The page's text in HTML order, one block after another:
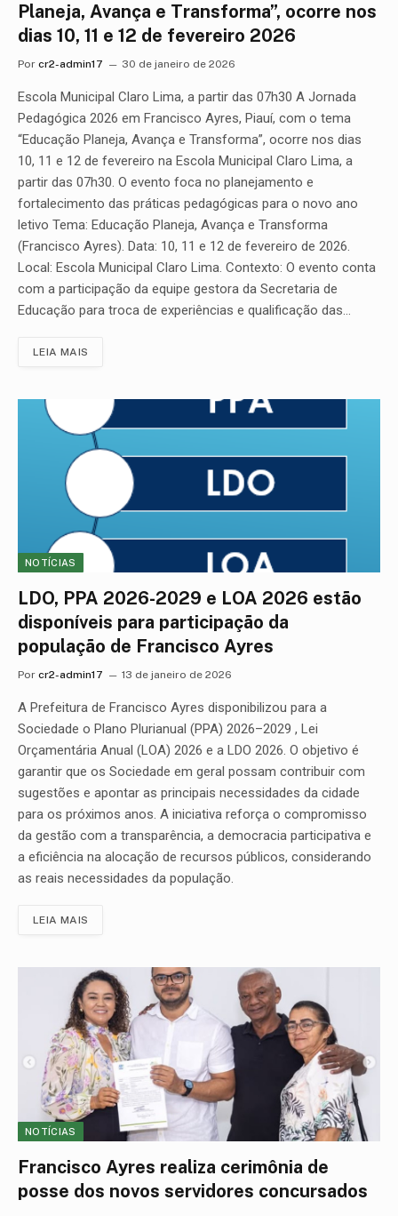
Planeja, Avança e Transforma”, ocorre nos
dias 10, 11 e 12 de fevereiro 2026
Por cr2-admin17 30 de janeiro de 2026
Escola Municipal Claro Lima, a partir das 07h30 A Jornada
Pedagógica 2026 em Francisco Ayres, Piauí, com o tema
“Educação Planeja, Avança e Transforma”, ocorre nos dias
10, 11 e 12 de fevereiro na Escola Municipal Claro Lima, a
partir das 07h30. O evento foca no planejamento e
fortalecimento das práticas pedagógicas para o novo ano
letivo Tema: Educação Planeja, Avança e Transforma
(Francisco Ayres). Data: 10, 11 e 12 de fevereiro de 2026.
Local: Escola Municipal Claro Lima. Contexto: O evento conta
com a participação da equipe gestora da Secretaria de
Educação para troca de experiências e qualificação das…
LEIA MAIS
NOTÍCIAS
LDO, PPA 2026-2029 e LOA 2026 estão
disponíveis para participação da
população de Francisco Ayres
Por cr2-admin17 13 de janeiro de 2026
A Prefeitura de Francisco Ayres disponibilizou para a
Sociedade o Plano Plurianual (PPA) 2026–2029 , Lei
Orçamentária Anual (LOA) 2026 e a LDO 2026. O objetivo é
garantir que os Sociedade em geral possam contribuir com
sugestões e apontar as principais necessidades da cidade
para os próximos anos. A iniciativa reforça o compromisso
da gestão com a transparência, a democracia participativa e
a eficiência na alocação de recursos públicos, considerando
as reais necessidades da população.
LEIA MAIS
NOTÍCIAS
Francisco Ayres realiza cerimônia de
posse dos novos servidores concursados